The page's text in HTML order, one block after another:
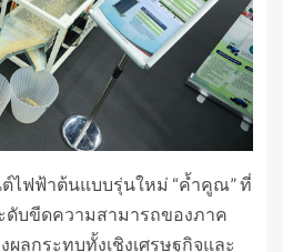
ไฟฟ้าต้นแบบรุ่นใหม่ “ค้ำคูณ” ที่
ดับขีดความสามารถของภาค
ลกระทบทั้งเชิงเศรษฐกิจและ